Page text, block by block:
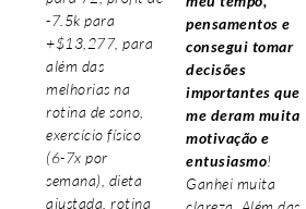
-7.5k para
+$13,277, para
além das
melhorias na
rotina de sono,
exercício físico
(6-7x por
semana), dieta
ajustada, rotina
pensamentos e
consegui tomar
decisões
importantes que
me deram muita
motivação e
entusiasmo!
Ganhei muita